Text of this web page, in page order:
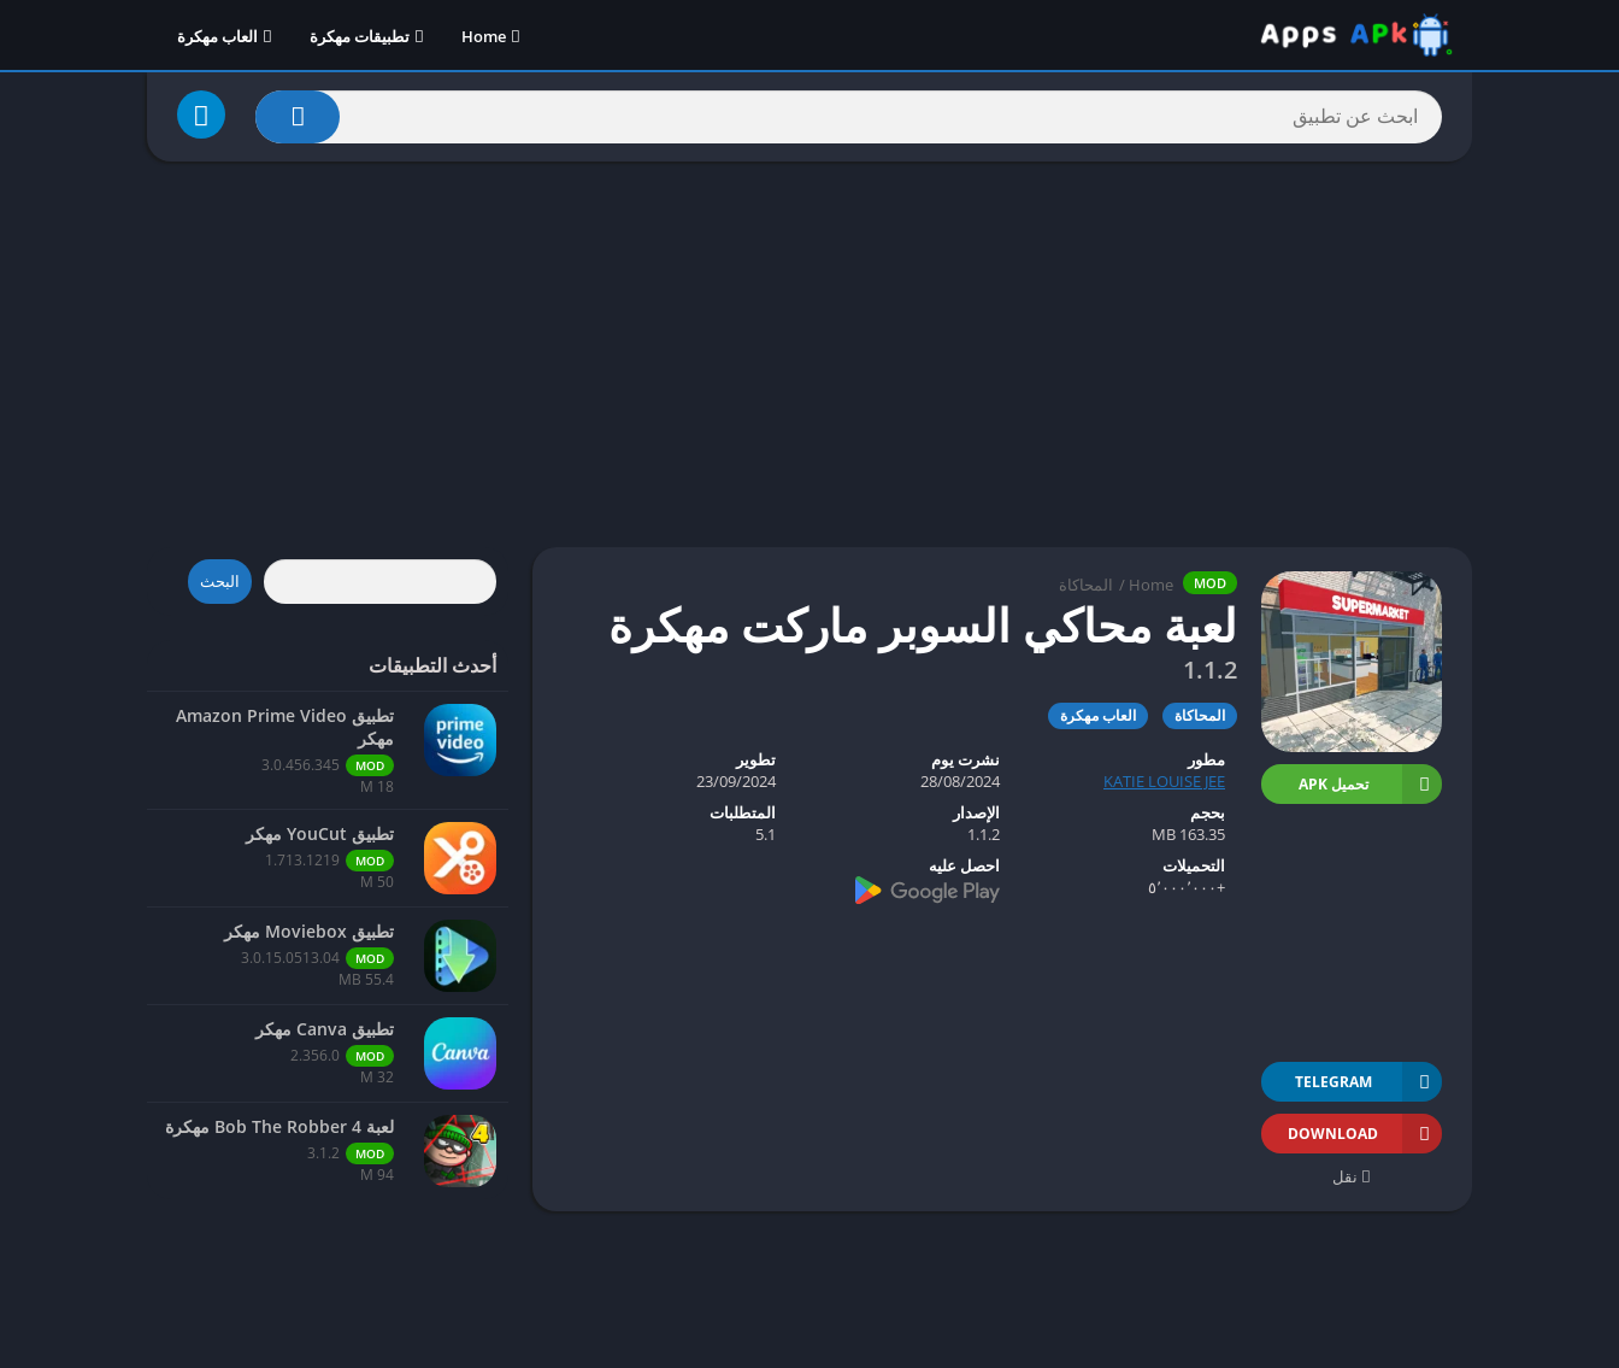
Home تطبيقات مهكرة العاب مهكرة
MOD
Home
/ المحاكاة
لعبة محاكي السوبر ماركت مهكرة
1.1.2
المحاكاة العاب مهكرة
تحميل APK
TELEGRAM
DOWNLOAD
نقل
مطور
KATIE LOUISE JEE
نشرت يوم
28/08/2024
تطوير
23/09/2024
بحجم
163.35 MB
الإصدار
1.1.2
المتطلبات
5.1
التحميلات
+٥٬٠٠٠٬٠٠٠
احصل عليه
البحث
أحدث التطبيقات
تطبيق Amazon Prime Video
مهكر
MOD
3.0.456.345
18 M
تطبيق YouCut مهكر
MOD
1.713.1219
50 M
تطبيق Moviebox مهكر
MOD
3.0.15.0513.04
55.4 MB
تطبيق Canva مهكر
MOD
2.356.0
32 M
لعبة Bob The Robber 4 مهكرة
MOD
3.1.2
94 M